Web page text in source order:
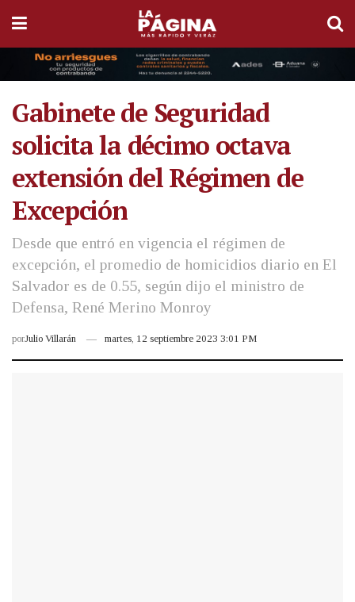
Gabinete de Seguridad
solicita la décimo octava
extensión del Régimen de
Excepción
Desde que entró en vigencia el régimen de
excepción, el promedio de homicidios diario en El
Salvador es de 0.55, según dijo el ministro de
Defensa, René Merino Monroy
porJulio Villarán martes, 12 septiembre 2023 3:01 PM